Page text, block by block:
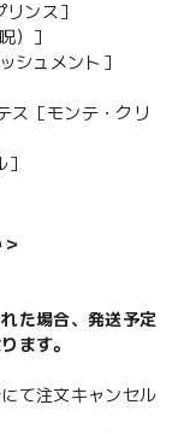
ンス］
）］
シュメント］
ス［モンテ・クリ
た場合、発送予定
ます。
て注文キャンセル